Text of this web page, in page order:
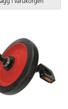
polis, brandkår och
75636 Ekocykel
renhållning
utryckningsfordon
75633, 75634
och ambulans.
i varukorgen